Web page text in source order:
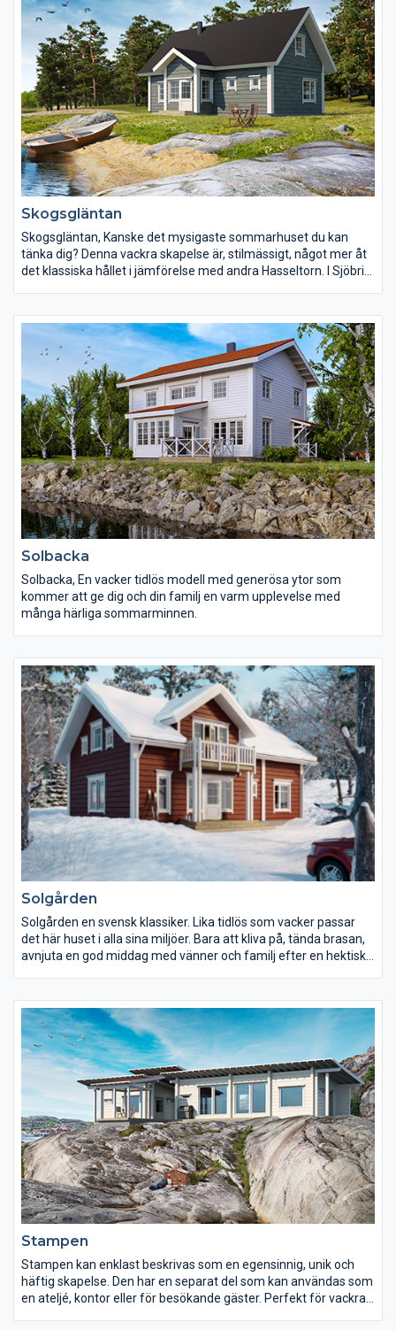
Skogsgläntan
Skogsgläntan, Kanske det mysigaste sommarhuset du kan
tänka dig? Denna vackra skapelse är, stilmässigt, något mer åt
det klassiska hållet i jämförelse med andra Hasseltorn. I Sjöbris
Solbacka
Solbacka, En vacker tidlös modell med generösa ytor som
kommer att ge dig och din familj en varm upplevelse med
många härliga sommarminnen.
Solgården
Solgården en svensk klassiker. Lika tidlös som vacker passar
det här huset i alla sina miljöer. Bara att kliva på, tända brasan,
avnjuta en god middag med vänner och familj efter en hektisk
Stampen
Stampen kan enklast beskrivas som en egensinnig, unik och
häftig skapelse. Den har en separat del som kan användas som
en ateljé, kontor eller för besökande gäster. Perfekt för vackra